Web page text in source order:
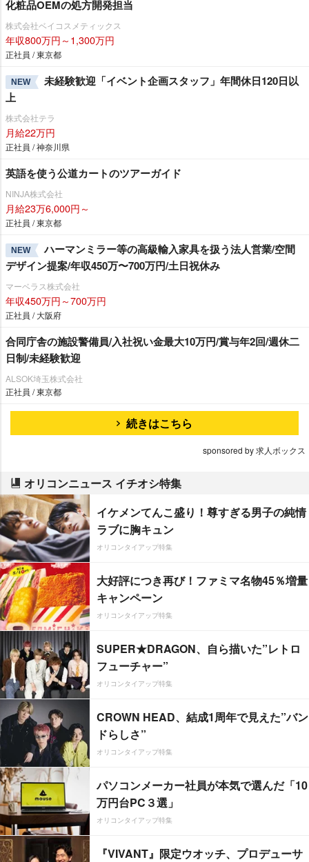
化粧品OEMの処方開発担当
株式会社ベイコスメティックス
年収800万円～1,300万円
正社員 / 東京都
NEW
未経験歓迎「イベント企画スタッフ」年間休日120日以
上
株式会社テラ
月給22万円
正社員 / 神奈川県
英語を使う公道カートのツアーガイド
NINJA株式会社
月給23万6,000円～
正社員 / 東京都
NEW
ハーマンミラー等の高級輸入家具を扱う法人営業/空間
デザイン提案/年収450万〜700万円/土日祝休み
マーベラス株式会社
年収450万円～700万円
正社員 / 大阪府
合同庁舎の施設警備員/入社祝い金最大10万円/賞与年2回/週休二
日制/未経験歓迎
ALSOK埼玉株式会社
正社員 / 東京都
続きはこちら
sponsored by 求人ボックス
オリコンニュース イチオシ特集
イケメンてんこ盛り！尊すぎる男子の純情
ラブに胸キュン
オリコンタイアップ特集
大好評につき再び！ファミマ名物45％増量
キャンペーン
オリコンタイアップ特集
SUPER★DRAGON、自ら描いた”レトロ
フューチャー”
オリコンタイアップ特集
CROWN HEAD、結成1周年で見えた”バン
ドらしさ”
オリコンタイアップ特集
パソコンメーカー社員が本気で選んだ「10
万円台PC３選」
オリコンタイアップ特集
『VIVANT』限定ウオッチ、プロデューサ